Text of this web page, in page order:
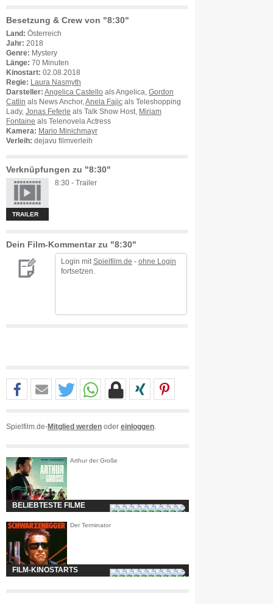
Besetzung & Crew von "8:30"
Land: Österreich
Jahr: 2018
Genre: Mystery
Länge: 70 Minuten
Kinostart: 02.08.2018
Regie:
Laura Nasmyth
Darsteller: Angelica Castello als Angelica, Gordon
Catlin als News Anchor, Anela Fajic als Teleshopping
Lady, Jonas Feferle als Talk Show Host,
Miriam
Fontaine als Telenovela Actress
Kamera: Mario Minichmayr
Verleih: dejavu filmverleih
Verknüpfungen zu "8:30"
TRAILER
8:30 - Trailer
Dein Film-Kommentar zu "8:30"
Login mit Spielfilm.de - ohne Login
fortsetzen.
Spielfilm.de-Mitglied werden oder einloggen
Arthur der Große
BELIEBTESTE FILME
Der Terminator
FILM-KINOSTARTS